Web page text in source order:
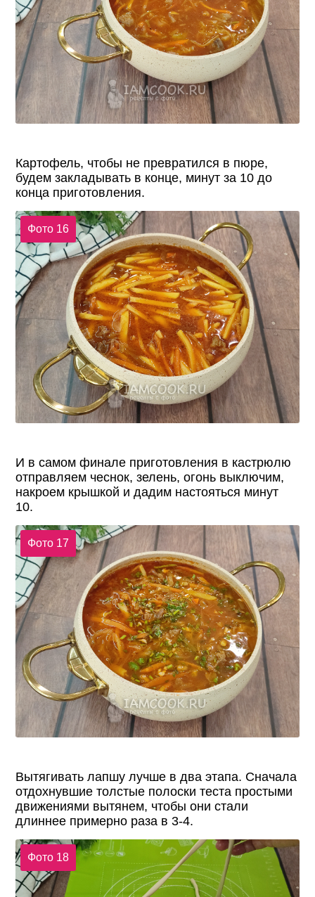
Картофель, чтобы не превратился в пюре,
будем закладывать в конце, минут за 10 до
конца приготовления.
Фото 16
И в самом финале приготовления в кастрюлю
отправляем чеснок, зелень, огонь выключим,
накроем крышкой и дадим настояться минут
10.
Фото 17
Вытягивать лапшу лучше в два этапа. Сначала
отдохнувшие толстые полоски теста простыми
движениями вытянем, чтобы они стали
длиннее примерно раза в 3-4.
Фото 18